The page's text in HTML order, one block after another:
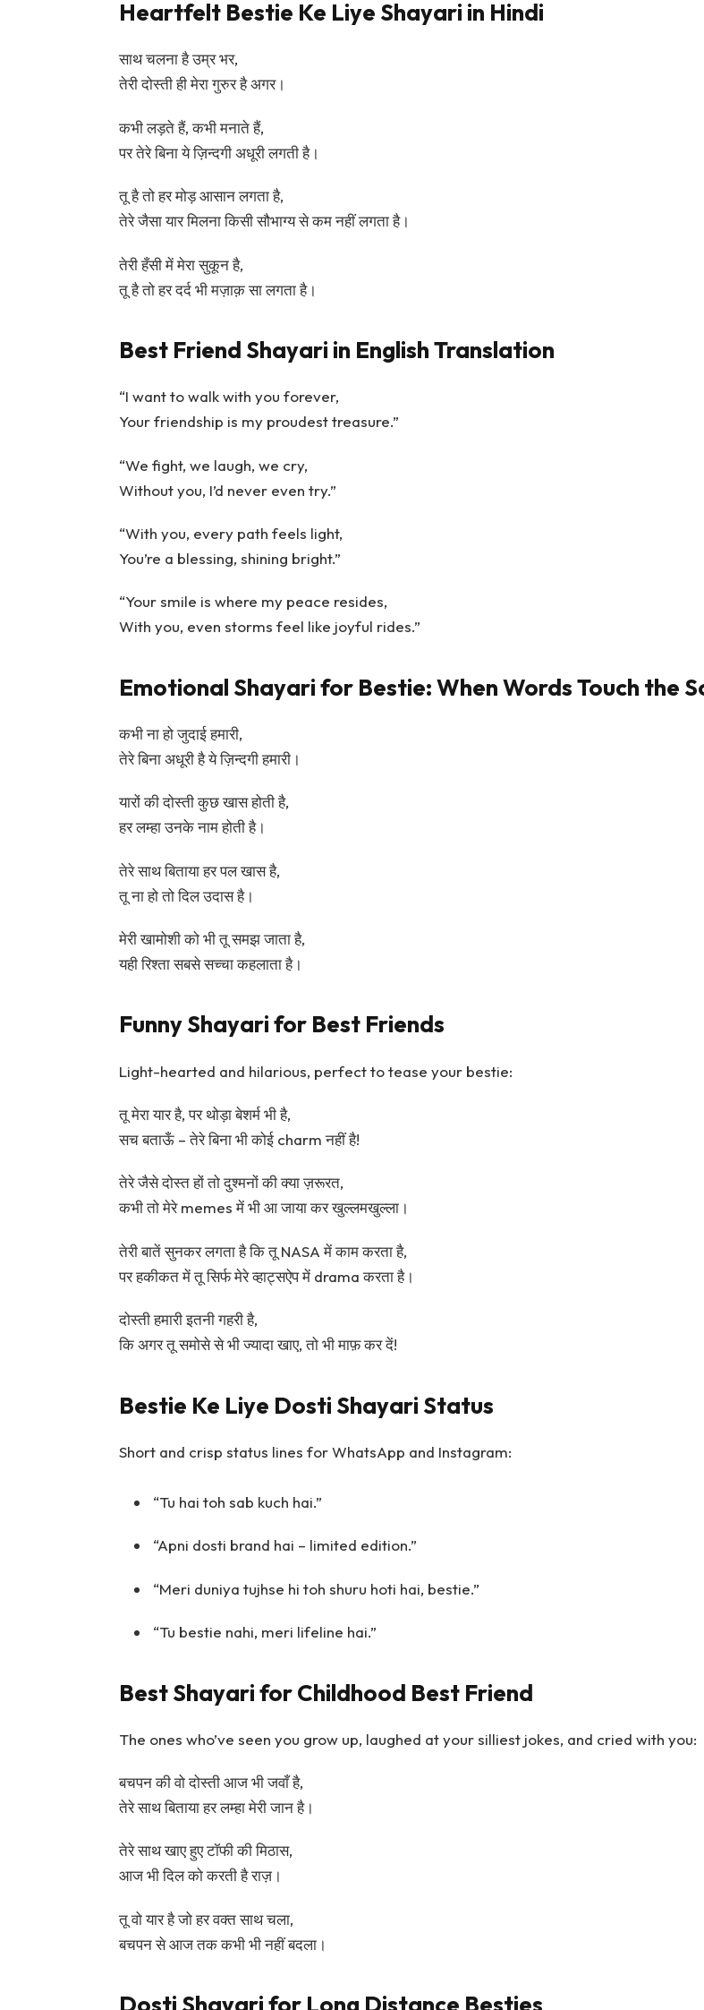
Heartfelt Bestie Ke Liye Shayari in Hindi
साथ चलना है उम्र भर,
तेरी दोस्ती ही मेरा गुरुर है अगर।
कभी लड़ते हैं, कभी मनाते हैं,
पर तेरे बिना ये ज़िन्दगी अधूरी लगती है।
तू है तो हर मोड़ आसान लगता है,
तेरे जैसा यार मिलना किसी सौभाग्य से कम नहीं लगता है।
तेरी हँसी में मेरा सुकून है,
तू है तो हर दर्द भी मज़ाक़ सा लगता है।
Best Friend Shayari in English Translation
“I want to walk with you forever,
Your friendship is my proudest treasure.”
“We fight, we laugh, we cry,
Without you, I’d never even try.”
“With you, every path feels light,
You’re a blessing, shining bright.”
“Your smile is where my peace resides,
With you, even storms feel like joyful rides.”
Emotional Shayari for Bestie: When Words Touch the
कभी ना हो जुदाई हमारी,
तेरे बिना अधूरी है ये ज़िन्दगी हमारी।
यारों की दोस्ती कुछ खास होती है,
हर लम्हा उनके नाम होती है।
तेरे साथ बिताया हर पल खास है,
तू ना हो तो दिल उदास है।
मेरी खामोशी को भी तू समझ जाता है,
यही रिश्ता सबसे सच्चा कहलाता है।
Funny Shayari for Best Friends
Light-hearted and hilarious, perfect to tease your bestie:
तू मेरा यार है, पर थोड़ा बेशर्म भी है,
सच बताऊँ – तेरे बिना भी कोई charm नहीं है!
तेरे जैसे दोस्त हों तो दुश्मनों की क्या ज़रूरत,
कभी तो मेरे memes में भी आ जाया कर खुल्लमखुल्ला।
तेरी बातें सुनकर लगता है कि तू NASA में काम करता है,
पर हकीकत में तू सिर्फ मेरे व्हाट्सऐप में drama करता है।
दोस्ती हमारी इतनी गहरी है,
कि अगर तू समोसे से भी ज्यादा खाए, तो भी माफ़ कर दें!
Bestie Ke Liye Dosti Shayari Status
Short and crisp status lines for WhatsApp and Instagram:
“Tu hai toh sab kuch hai.”
“Apni dosti brand hai – limited edition.”
“Meri duniya tujhse hi toh shuru hoti hai, bestie.”
“Tu bestie nahi, meri lifeline hai.”
Best Shayari for Childhood Best Friend
The ones who’ve seen you grow up, laughed at your silliest jokes, and cried with you:
बचपन की वो दोस्ती आज भी जवाँ है,
तेरे साथ बिताया हर लम्हा मेरी जान है।
तेरे साथ खाए हुए टॉफी की मिठास,
आज भी दिल को करती है राज़।
तू वो यार है जो हर वक्त साथ चला,
बचपन से आज तक कभी भी नहीं बदला।